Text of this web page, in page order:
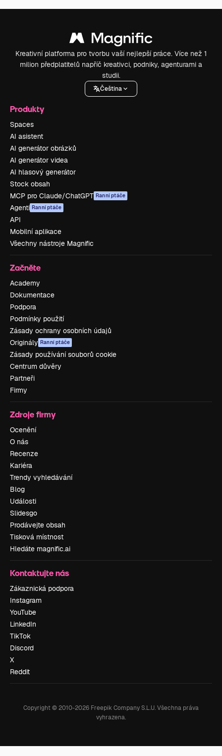
Kreativní platforma pro tvorbu vaší nejlepší práce. Více než 1
milion předplatitelů napříč kreativci, podniky, agenturami a
studii.
Čeština
Produkty
Spaces
AI asistent
AI generátor obrázků
AI generátor videa
AI hlasový generátor
Stock obsah
MCP pro Claude/ChatGPT Ranní ptáče
Agenti Ranní ptáče
API
Mobilní aplikace
Všechny nástroje Magnific
Začněte
Academy
Dokumentace
Podpora
Podmínky použití
Zásady ochrany osobních údajů
Originály Ranní ptáče
Zásady používání souborů cookie
Centrum důvěry
Partneři
Firmy
Zdroje firmy
Ocenění
O nás
Recenze
Kariéra
Trendy vyhledávání
Blog
Události
Slidesgo
Prodávejte obsah
Tisková místnost
Hledáte magnific.ai
Kontaktujte nás
Zákaznická podpora
Instagram
YouTube
LinkedIn
TikTok
Discord
X
Reddit
Copyright © 2010-2026 Freepik Company S.L.U.Všechna práva
vyhrazena.